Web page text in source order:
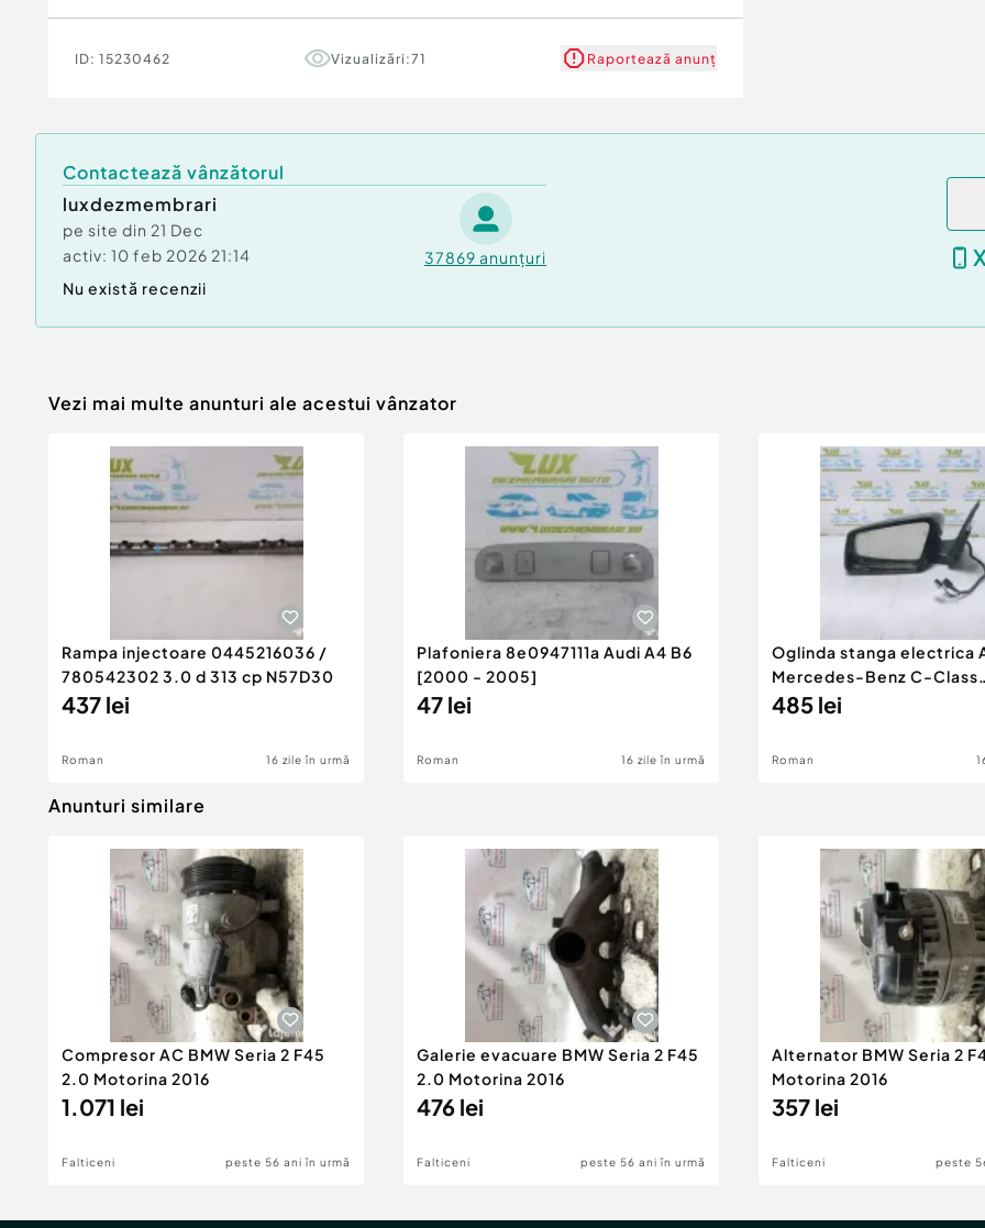
ID: 15230462 Vizualizări:71 Raportează anunț
Contactează vânzătorul
luxdezmembrari
pe site din 21 Dec
activ: 10 feb 2026 21:14 37869 anunțuri
Nu există recenzii
Vezi mai multe anunturi ale acestui vânzator
Rampa injectoare 0445216036 /
780542302 3.0 d 313 cp N57D30
437 lei
Roman 16 zile în urmă
Plafoniera 8e0947111a Audi A4 B6
[2000 - 2005]
47 lei
Roman 16 zile în urmă
Oglinda stanga electrica
Mercedes-Benz C-Class
W204/S204 [200
485 lei
Roman
Anunturi similare
Compresor AC BMW Seria 2 F45
2.0 Motorina 2016
1.071 lei
Falticeni peste 56 ani în urmă
Galerie evacuare BMW Seria 2 F45
2.0 Motorina 2016
476 lei
Falticeni peste 56 ani în urmă
Alternator BMW Seria 2
Motorina 2016
357 lei
Falticeni peste